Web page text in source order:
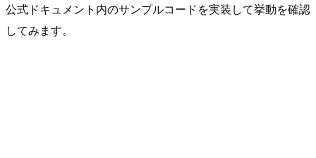
公式ドキュメント内のサンプルコードを実装して挙動を確認
してみます。